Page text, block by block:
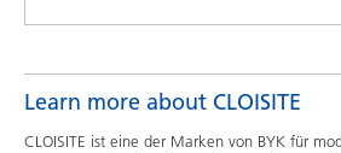
Learn more about CLOISITE
CLOISITE ist eine der Marken von BYK für